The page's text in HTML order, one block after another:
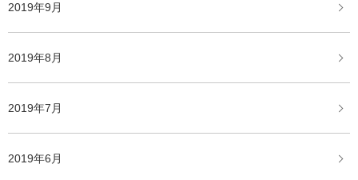
2019年9月
2019年8月
2019年7月
2019年6月